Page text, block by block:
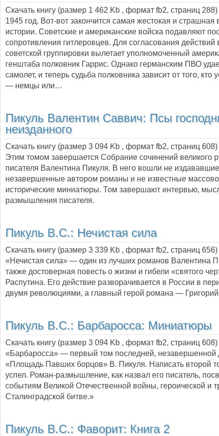
Скачать книгу (размер 1 462 Kb , формат fb2, страниц 288
1945 год. Вот-вот закончится самая жестокая и страшная
истории. Советские и американские войска подавляют
сопротивления гитлеровцев. Для согласования действий
советской группировки вылетает уполномоченный
генштаба полковник Гаррис. Однако германским ПВО
самолет, и теперь судьба полковника зависит от того, кто
— немцы или…
Пикуль Валентин Саввич: Псы
неизданного
Скачать книгу (размер 3 094 Kb , формат fb2, страниц 608
Этим томом завершается Собрание сочинений великого
писателя Валентина Пикуля. В него вошли не
незавершенные автором романы и не известные
исторические миниатюры. Том завершают интервью,
размышления писателя.
Пикуль В.С.: Нечистая сила
Скачать книгу (размер 3 339 Kb , формат fb2, страниц 656
«Нечистая сила» — один из лучших романов Валентина
также достоверная повесть о жизни и гибели «святого
Распутина. Его действие разворачивается в России в
двумя революциями, а главный герой романа — Григорий
Пикуль В.С.: Барбаросса: Миниатюры
Скачать книгу (размер 3 094 Kb , формат fb2, страниц 608
«Барбаросса» — первый том последней, незавершенной
«Площадь Павших борцов» В. Пикуля. Написать второй
успел. Роман-размышление, как назвал его писатель,
событиям Великой Отечественной войны, героической и
Сталинградской битве.»
Пикуль В.С.: Фаворит: Книга 2